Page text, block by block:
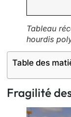
Tableau
hourdis
Table des
Fragilité